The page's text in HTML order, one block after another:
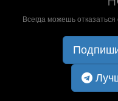
Всегда можешь